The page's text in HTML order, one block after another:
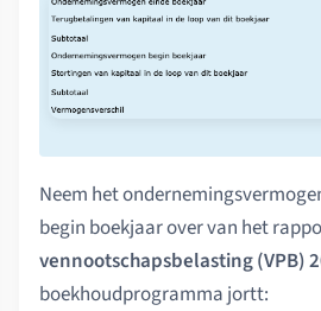
Neem het
begin boekjaar over van het
vennootschapsbelasting (VPB)
boekhoudprogramma jortt: